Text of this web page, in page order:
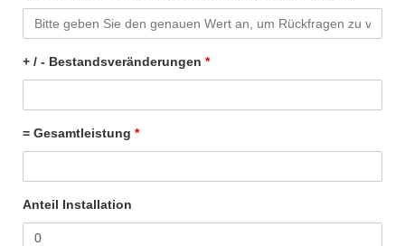
+ / - Bestandsveränderungen *
= Gesamtleistung *
Anteil Installation